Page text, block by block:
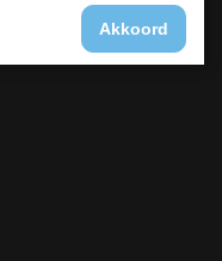
Akkoord